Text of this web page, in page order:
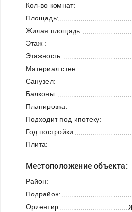
Кол-во комнат:
Площадь:
Жилая площадь:
Этаж :
Этажность:
Материал стен:
Санузел:
Балконы:
Планировка:
Подходит под ипотеку:
Год постройки:
Плита:
Местоположение объекта:
Район:
Подрайон:
Ориентир: